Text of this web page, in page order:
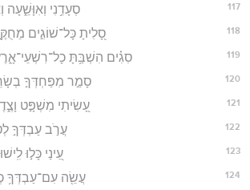
117 סְעָדֵ֥נִי וְאִוָּשֵׁ֑עָה
118 סָ֭לִיתָ כָּל־שׁוֹגִ֣ים
119 סִגִ֗ים הִשְׁבַּ֥תָּ
120 סָמַ֣ר מִפַּחְדְּךָ֣
121 עָ֭שִׂיתִי מִשְׁפָּ֣ט
122 עֲרֹ֣ב עַבְדְּךָ֣
123 עֵ֭ינַי כָּל֣וּ
124 עֲשֵׂ֖ה עִם־עַבְדְּךָ֥